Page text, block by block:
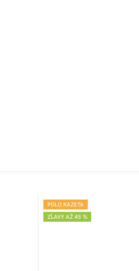
POLO KAZETA
ZĽAVY AŽ 45 %